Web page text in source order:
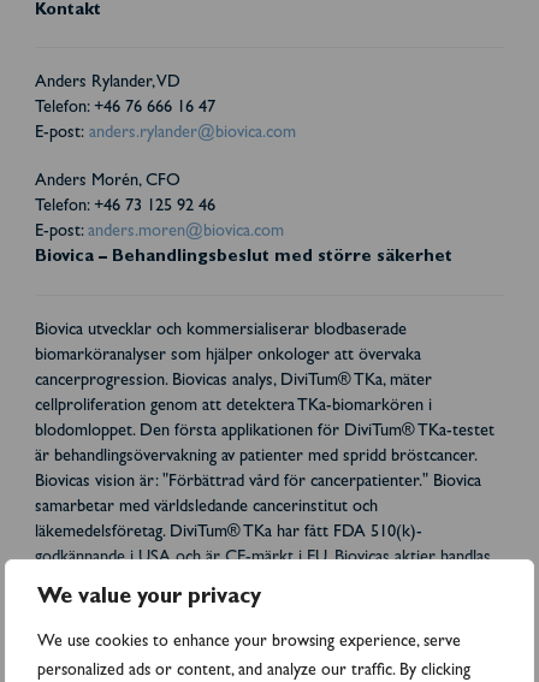
We value your privacy
We use cookies to enhance your browsing experience, serve
personalized ads or content, and analyze our traffic. By clicking
Kontakt
Anders Rylander, VD
Telefon: +46 76 666 16 47
E-post: anders.rylander@biovica.com
Anders Morén, CFO
Telefon: +46 73 125 92 46
E-post: anders.moren@biovica.com
Biovica – Behandlingsbeslut med större säkerhet
Biovica utvecklar och kommersialiserar blodbaserade
biomarköranalyser som hjälper onkologer att övervaka
cancerprogression. Biovicas analys, DiviTum® TKa, mäter
cellproliferation genom att detektera TKa-biomarkören i
blodomloppet. Den första applikationen för DiviTum® TKa-testet
är behandlingsövervakning av patienter med spridd bröstcancer.
Biovicas vision är: "Förbättrad vård för cancerpatienter." Biovica
samarbetar med världsledande cancerinstitut och
läkemedelsföretag. DiviTum® TKa har fått FDA 510(k)-
godkännande i USA och är CE-märkt i EU. Biovicas aktier handlas
på Nasdaq First North Premier Growth Market (BIOVIC B).
FNCA Sweden AB är företagets Certified Adviser. För mer
information, besök: www.biovica.com
Bifogade filer